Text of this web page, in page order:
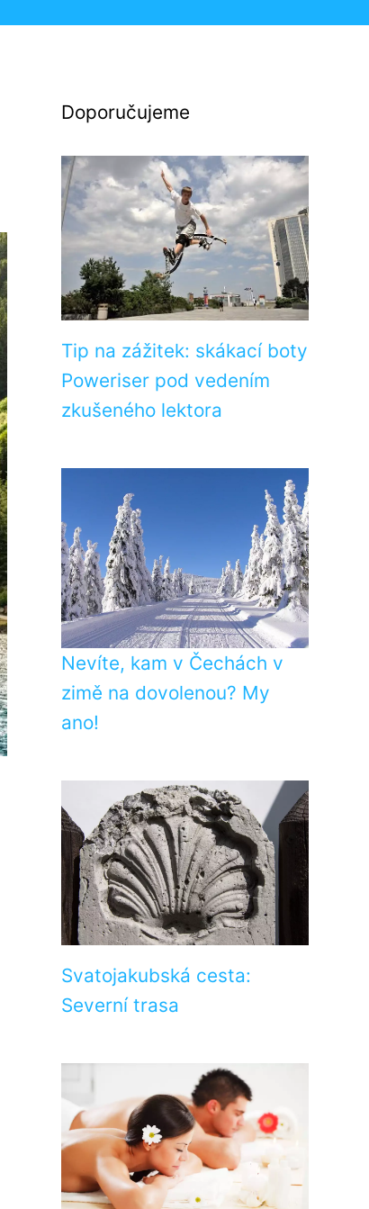
Doporučujeme
Tip na zážitek: skákací boty
Poweriser pod vedením
zkušeného lektora
Nevíte, kam v Čechách v
zimě na dovolenou? My
ano!
Svatojakubská cesta:
Severní trasa